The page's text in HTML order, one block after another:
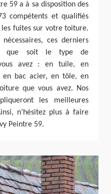
59 a à sa disposition des
compétents et qualifiés
fuites sur votre toiture.
ces derniers
que soit le type de
avez : en tuile, en
en bac acier, en tôle, en
que vous avez. Nos
les meilleures
n’hésitez plus à faire
Peintre 59.